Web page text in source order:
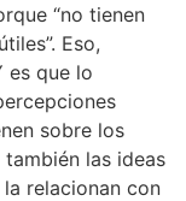
“no tienen
Eso,
es que lo
sobre los
las ideas
relacionan con